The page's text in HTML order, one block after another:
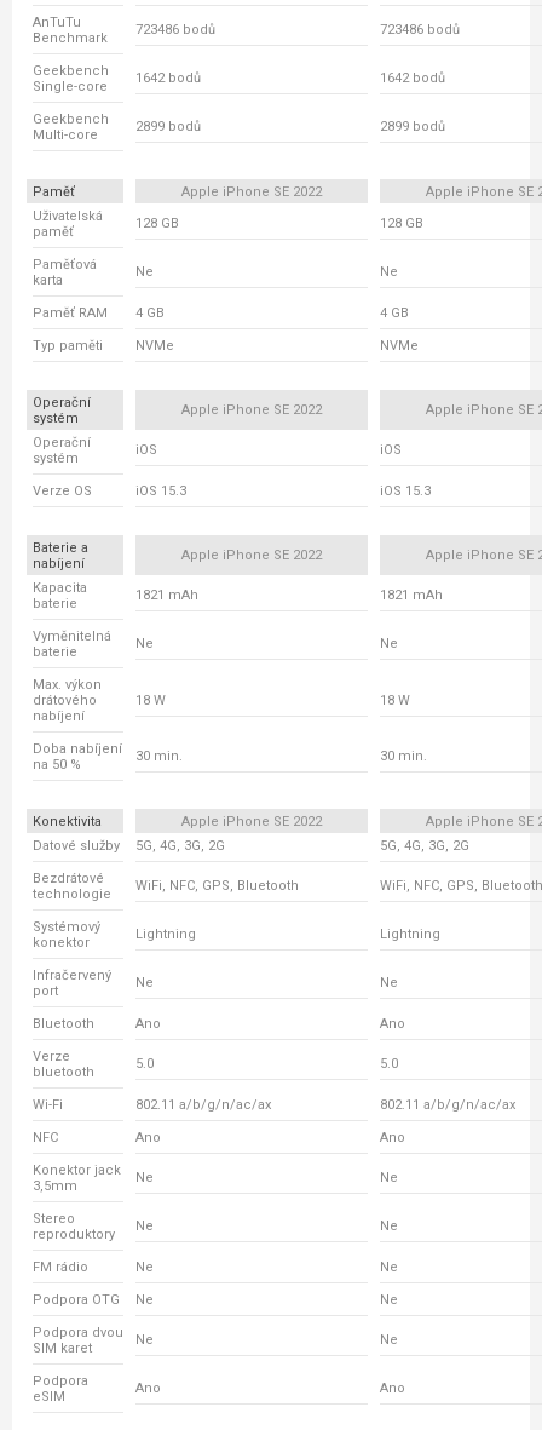
AnTuTu
Benchmark
723486 bodů 723486 bodů
Geekbench
Single-core
1642 bodů 1642 bodů
Geekbench
Multi-core
2899 bodů 2899 bodů
Paměť Apple iPhone SE 2022
Apple iPhone SE
Uživatelská
paměť
128 GB 128 GB
Paměťová
karta
Ne Ne
Paměť RAM 4 GB 4 GB
Typ paměti NVMe NVMe
Operační
systém
Apple iPhone SE 2022 Apple iPhone SE
Operační
systém
iOS iOS
Verze OS iOS 15.3 iOS 15.3
Baterie a
nabíjení
Apple iPhone SE 2022 Apple iPhone SE
Kapacita
baterie
1821 mAh 1821 mAh
Vyměnitelná
baterie
Ne Ne
Max. výkon
drátového
nabíjení
18 W 18 W
Doba nabíjení
na 50 %
30 min. 30 min.
Konektivita Apple iPhone SE 2022
Apple iPhone SE
Datové služby
5G, 4G, 3G, 2G 5G, 4G, 3G, 2G
Bezdrátové
technologie
WiFi, NFC, GPS, Bluetooth WiFi, NFC, GPS, Bluetooth
Systémový
konektor
Lightning Lightning
Infračervený
port
Ne Ne
Bluetooth Ano Ano
Verze
bluetooth
5.0 5.0
Wi-Fi 802.11 a/b/g/n/ac/ax 802.11 a/b/g/n/ac/ax
NFC Ano Ano
Konektor jack
3,5mm
Ne Ne
Stereo
reproduktory
Ne Ne
FM rádio Ne Ne
Podpora OTG Ne Ne
Podpora dvou
SIM karet
Ne Ne
Podpora
eSIM
Ano Ano